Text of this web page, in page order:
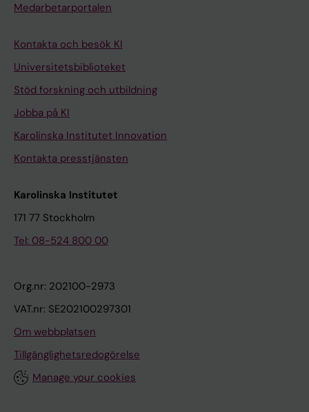
Medarbetarportalen
Kontakta och besök KI
Universitetsbiblioteket
Stöd forskning och utbildning
Jobba på KI
Karolinska Institutet Innovation
Kontakta presstjänsten
Karolinska Institutet
171 77 Stockholm
Tel: 08-524 800 00
Org.nr: 202100-2973
VAT.nr: SE202100297301
Om webbplatsen
Tillgänglighetsredogörelse
Manage your cookies